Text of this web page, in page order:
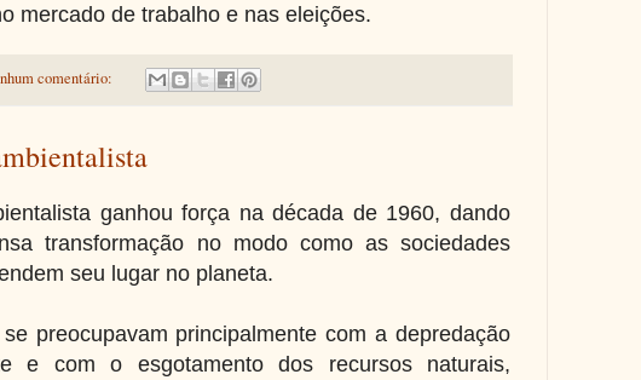
mercado de trabalho e nas eleições.
comentário:
ganhou força na década de 1960, dando
transformação no modo como as sociedades
seu lugar no planeta.
preocupavam principalmente com a depredação
e com o esgotamento dos recursos naturais,